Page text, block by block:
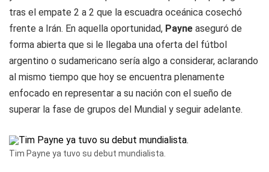
tras el empate 2 a 2 que la escuadra oceánica cosechó
frente a Irán. En aquella oportunidad, Payne aseguró de
forma abierta que si le llegaba una oferta del fútbol
argentino o sudamericano sería algo a considerar, aclarando
al mismo tiempo que hoy se encuentra plenamente
enfocado en representar a su nación con el sueño de
superar la fase de grupos del Mundial y seguir adelante.
Tim Payne ya tuvo su debut mundialista.